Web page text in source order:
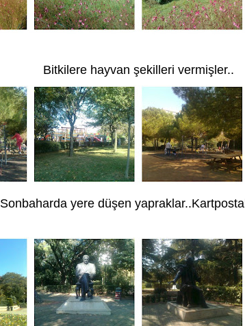
Bitkilere hayvan şekilleri vermişler..
Sonbaharda yere düşen